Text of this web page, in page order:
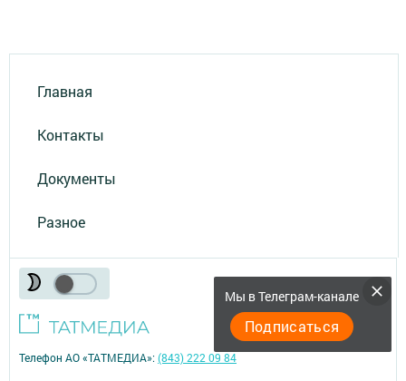
Главная
Контакты
Документы
Разное
Мы в Телеграм-канале
Подписаться
Телефон АО «ТАТМЕДИА»:(843) 222 09 84